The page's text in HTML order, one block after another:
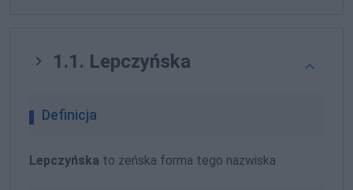
1.1. Lepczyńska
Definicja
Lepczyńska to żeńska forma tego nazwiska